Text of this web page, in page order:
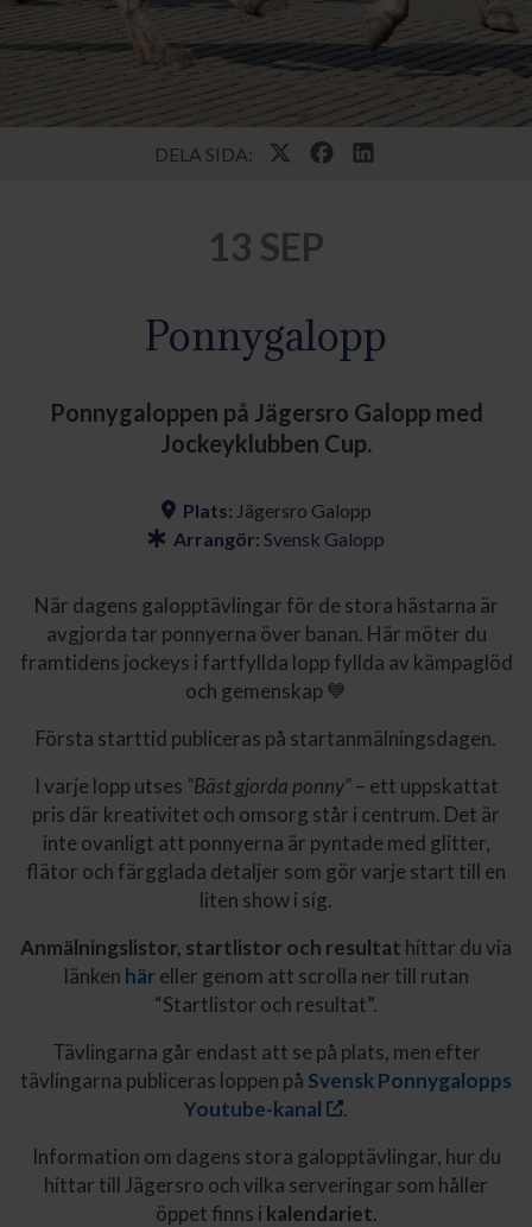
DELA SIDA:
13 SEP
Ponnygalopp
Ponnygaloppen på Jägersro Galopp med
Jockeyklubben Cup.
Plats: Jägersro Galopp
Arrangör: Svensk Galopp
När dagens galopptävlingar för de stora hästarna är
avgjorda tar ponnyerna över banan. Här möter du
framtidens jockeys i fartfyllda lopp fyllda av kämpaglöd
och gemenskap 💙
Första starttid publiceras på startanmälningsdagen.
I varje lopp utses ”Bäst gjorda ponny”– ett uppskattat
pris där kreativitet och omsorg står i centrum. Det är
inte ovanligt att ponnyerna är pyntade med glitter,
flätor och färgglada detaljer som gör varje start till en
liten show i sig.
Anmälningslistor, startlistor och resultat hittar du via
länken häreller genom att scrolla ner till rutan
“Startlistor och resultat”.
Tävlingarna går endast att se på plats, men efter
tävlingarna publiceras loppen på Svensk Ponnygalopps
Youtube-kanal
.
Information om dagens stora galopptävlingar, hur du
hittar till Jägersro och vilka serveringar som håller
öppet finns i kalendariet.